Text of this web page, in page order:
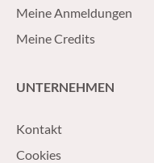
Meine Anmeldungen
Meine Credits
UNTERNEHMEN
Kontakt
Cookies